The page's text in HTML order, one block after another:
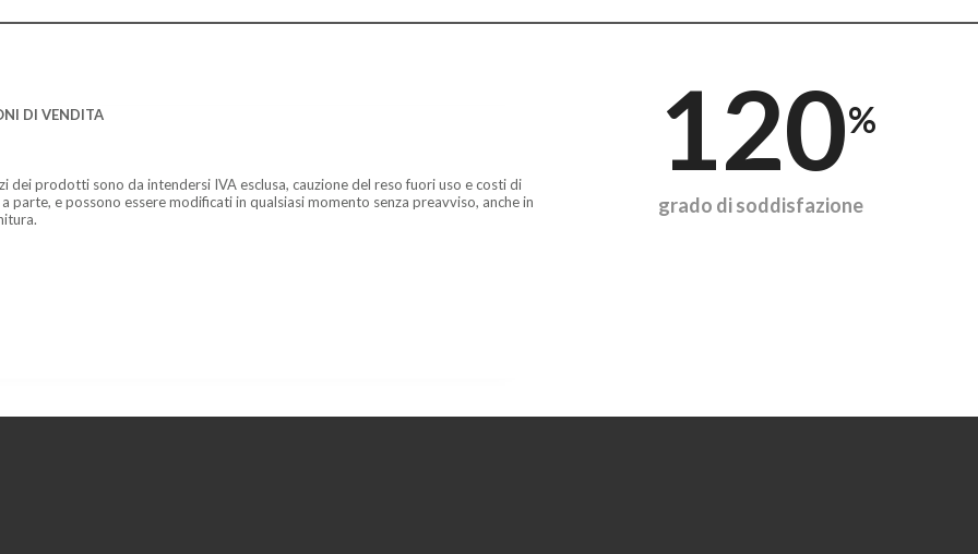
DI VENDITA
dei prodotti sono da intendersi IVA esclusa, cauzione del reso fuori uso e costi di
parte, e possono essere modificati in qualsiasi momento senza preavviso, anche in
120%
grado di soddisfazione